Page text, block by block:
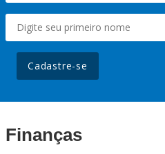
Cadastre-se
Finanças